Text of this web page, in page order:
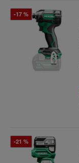
-17 %
-21 %